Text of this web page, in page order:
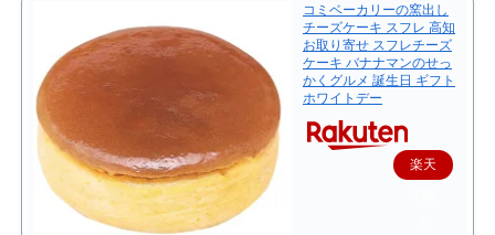
コミベーカリーの窯出し
チーズケーキ スフレ 高知
お取り寄せ スフレチーズ
ケーキ バナナマンのせっ
かくグルメ 誕生日 ギフト
ホワイトデー
楽天